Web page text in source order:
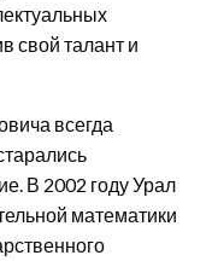
свой талант и
всегда
В 2002 году Урал
математики